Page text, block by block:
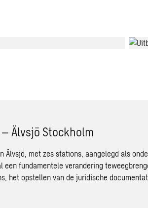
Älvsjö Stockholm
Älvsjö, met zes stations, aangelegd als
een fundamentele verandering
het opstellen van de juridische